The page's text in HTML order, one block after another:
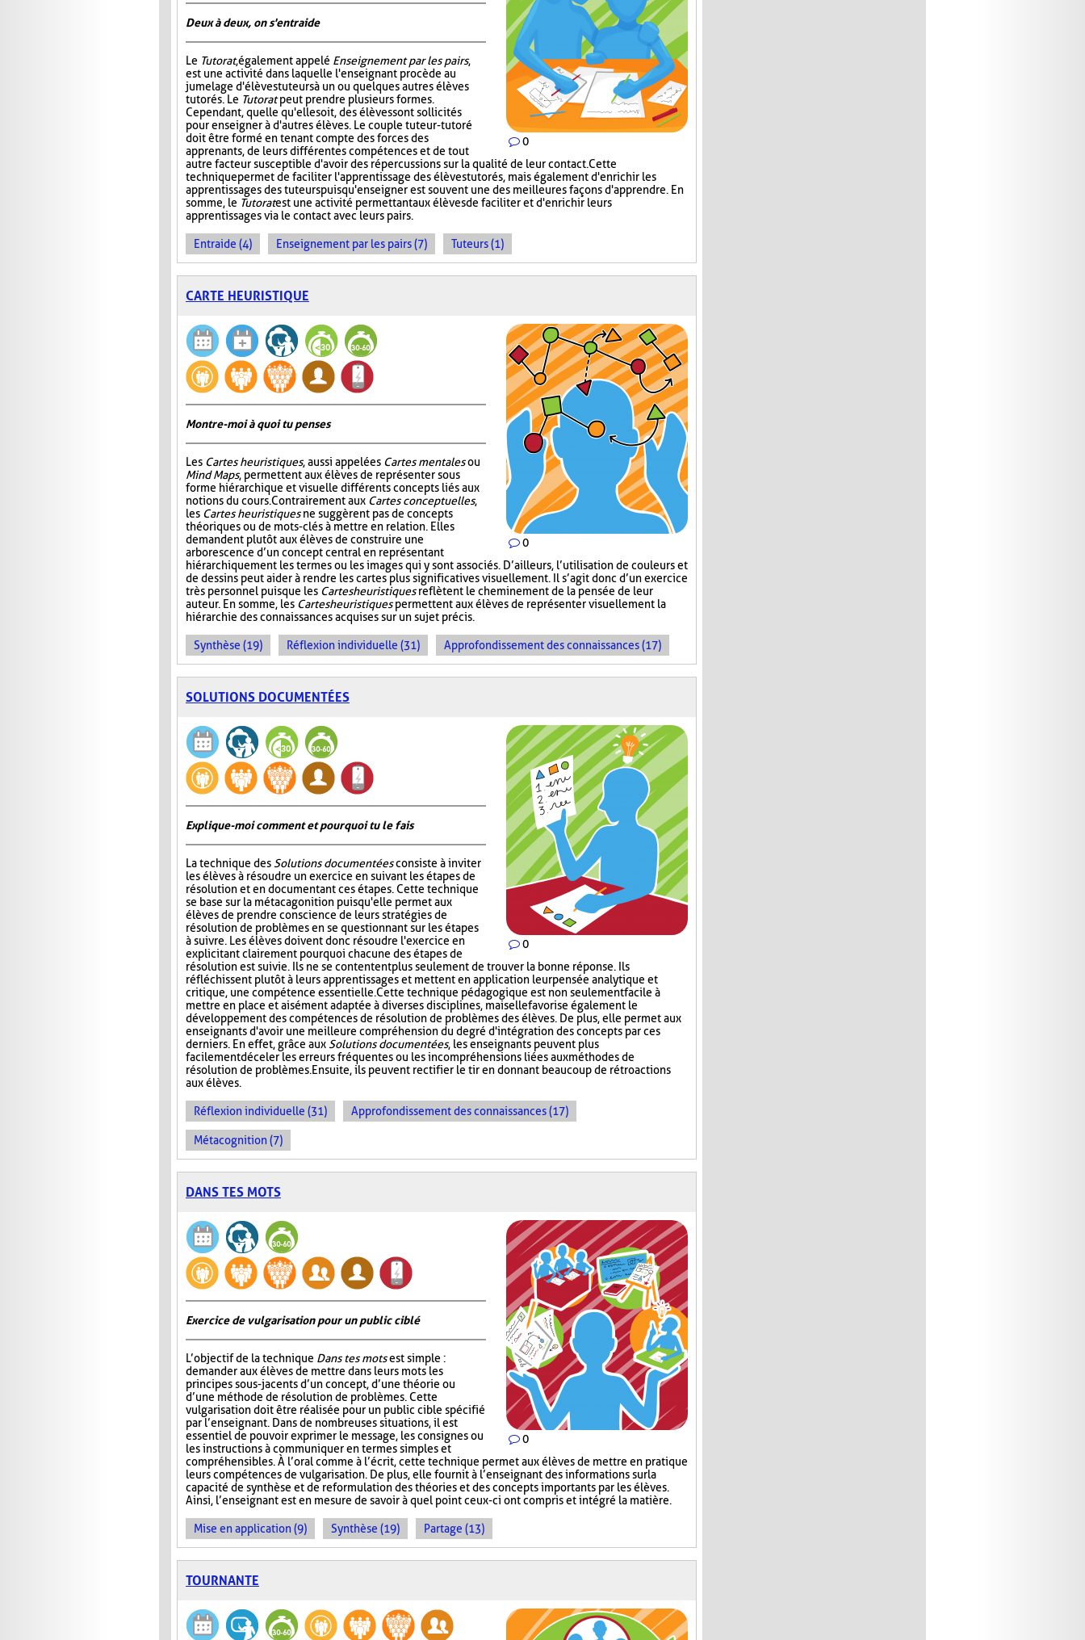
0
Deux à deux, on s'entraide
Le Tutorat, également appelé Enseignement par les pairs,
est une activité dans laquelle l'enseignant procède au
jumelage d'élèves tuteurs à un ou quelques autres élèves
tutorés. Le Tutoratpeut prendre plusieurs formes.
Cependant, quelle qu'elle soit, des élèves sont sollicités
pour enseigner à d'autres élèves. Le couple tuteur-tutoré
doit être formé en tenant compte des forces des
apprenants, de leurs différentes compétences et de tout
autre facteur susceptible d'avoir des répercussions sur la qualité de leur contact. Cette
technique permet de faciliter l'apprentissage des élèves tutorés, mais également d'enrichir les
apprentissages des tuteurs puisqu'enseigner est souvent une des meilleures façons d'apprendre. En
somme, le Tutoratest une activité permettant aux élèves de faciliter et d'enrichir leurs
apprentissages via le contact avec leurs pairs.
Entraide (4) Enseignement par les pairs (7) Tuteurs (1)
CARTE HEURISTIQUE
0
Montre-moi à quoi tu penses
Les Cartes heuristiques, aussi appelées Cartes mentalesou
Mind Maps, permettent aux élèves de représenter sous
forme hiérarchique et visuelle différents concepts liés aux
notions du cours. Contrairement aux Cartes conceptuelles,
les Cartes heuristiquesne suggèrent pas de concepts
théoriques ou de mots-clés à mettre en relation. Elles
demandent plutôt aux élèves de construire une
arborescence d’un concept central en représentant
hiérarchiquement les termes ou les images qui y sont associés. D’ailleurs, l’utilisation de couleurs et
de dessins peut aider à rendre les cartes plus significatives visuellement. Il s’agit donc d’un exercice
très personnel puisque les Cartes heuristiquesreflètent le cheminement de la pensée de leur
auteur. En somme, les Cartes heuristiquespermettent aux élèves de représenter visuellement la
hiérarchie des connaissances acquises sur un sujet précis.
Synthèse (19) Réflexion individuelle (31) Approfondissement des connaissances (17)
SOLUTIONS DOCUMENTÉES
0
Explique-moi comment et pourquoi tu le fais
La technique desSolutions documentéesconsiste à inviter
les élèves à résoudre un exercice en suivant les étapes de
résolution et en documentant ces étapes. Cette technique
se base sur la métacagonition puisqu'elle permet aux
élèves de prendre conscience de leurs stratégies de
résolution de problèmes en se questionnant sur les étapes
à suivre. Les élèves doivent donc résoudre l'exercice en
explicitant clairement pourquoi chacune des étapes de
résolution est suivie. Ils ne se contentent plus seulement de trouver la bonne réponse. Ils
réfléchissent plutôt à leurs apprentissages et mettent en application leur pensée analytique et
critique, une compétence essentielle. Cette technique pédagogique est non seulement facile à
mettre en place et aisément adaptée à diverses disciplines, mais elle favorise également le
développement des compétences de résolution de problèmes des élèves. De plus, elle permet aux
enseignants d'avoir une meilleure compréhension du degré d'intégration des concepts par ces
derniers. En effet, grâce auxSolutions documentées, les enseignants peuvent plus
facilement déceler les erreurs fréquentes ou les incompréhensions liées aux méthodes de
résolution de problèmes. Ensuite, ils peuvent rectifier le tir en donnant beaucoup de rétroactions
aux élèves.
Réflexion individuelle (31) Approfondissement des connaissances (17)
Métacognition (7)
DANS TES MOTS
0
Exercice de vulgarisation pour un public ciblé
L’objectif de la technique Dans tes motsest simple :
demander aux élèves de mettre dans leurs mots les
principes sous-jacents d’un concept, d’une théorie ou
d’une méthode de résolution de problèmes. Cette
vulgarisation doit être réalisée pour un public cible spécifié
par l’enseignant. Dans de nombreuses situations, il est
essentiel de pouvoir exprimer le message, les consignes ou
les instructions à communiquer en termes simples et
compréhensibles. À l’oral comme à l’écrit, cette technique permet aux élèves de mettre en pratique
leurs compétences de vulgarisation. De plus, elle fournit à l’enseignant des informations sur la
capacité de synthèse et de reformulation des théories et des concepts importants par les élèves.
Ainsi, l’enseignant est en mesure de savoir à quel point ceux-ci ont compris et intégré la matière.
Mise en application (9) Synthèse (19) Partage (13)
TOURNANTE